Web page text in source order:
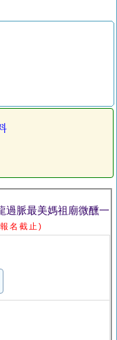
過脈最美媽祖廟微醺一
名截止)